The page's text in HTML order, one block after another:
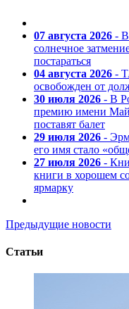
07 августа 2026 - В
солнечное
постараться
04 августа 2026 -
освобожден от
30 июля 2026 - В
премию имени
поставят балет
29 июля 2026 -
его имя стало
27 июля 2026 -
книги в хорошем
ярмарку
Предыдущие новости
Статьи